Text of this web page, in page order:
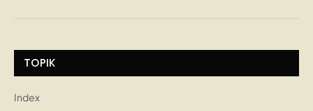
TOPIK
Index